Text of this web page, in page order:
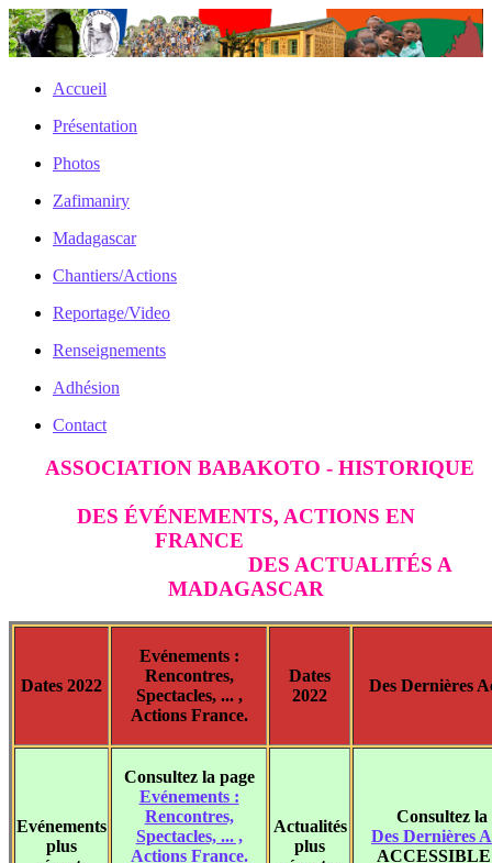
Accueil
Présentation
Photos
Zafimaniry
Madagascar
Chantiers/Actions
Reportage/Video
Renseignements
Adhésion
Contact
ASSOCIATION BABAKOTO - HISTORIQUE
DES ÉVÉNEMENTS, ACTIONS EN
FRANCE
DES ACTUALITÉS A
MADAGASCAR
Dates 2022
Evénements :
Rencontres,
Spectacles, ... ,
Actions France.
Dates
2022
Des Dernières
Evénements
plus
Consultez la page
Evénements :
Rencontres,
Spectacles, ... ,
Actions France.
Actualités
plus
Consultez la
Des Dernières